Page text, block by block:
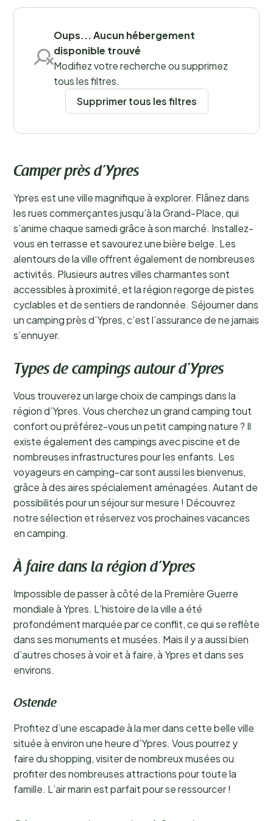
Sauvegarder les filtres
Oups... Aucun hébergement
disponible trouvé
Modifiez votre recherche ou supprimez
tous les filtres.
Supprimer tous les filtres
Camper près d’Ypres
Ypres est une ville magnifique à explorer. Flânez dans
les rues commerçantes jusqu’à la Grand-Place, qui
s’anime chaque samedi grâce à son marché. Installez-
vous en terrasse et savourez une bière belge. Les
alentours de la ville offrent également de nombreuses
activités. Plusieurs autres villes charmantes sont
accessibles à proximité, et la région regorge de pistes
cyclables et de sentiers de randonnée. Séjourner dans
un camping près d’Ypres, c’est l’assurance de ne jamais
s’ennuyer.
Types de campings autour d’Ypres
Vous trouverez un large choix de campings dans la
région d’Ypres. Vous cherchez un grand camping tout
confort ou préférez-vous un petit camping nature ? Il
existe également des campings avec piscine et de
nombreuses infrastructures pour les enfants. Les
voyageurs en camping-car sont aussi les bienvenus,
grâce à des aires spécialement aménagées. Autant de
possibilités pour un séjour sur mesure ! Découvrez
notre sélection et réservez vos prochaines vacances
en camping.
À faire dans la région d’Ypres
Impossible de passer à côté de la Première Guerre
mondiale à Ypres. L’histoire de la ville a été
profondément marquée par ce conflit, ce qui se reflète
dans ses monuments et musées. Mais il y a aussi bien
d’autres choses à voir et à faire, à Ypres et dans ses
environs.
Ostende
Profitez d’une escapade à la mer dans cette belle ville
située à environ une heure d’Ypres. Vous pourrez y
faire du shopping, visiter de nombreux musées ou
profiter des nombreuses attractions pour toute la
famille. L’air marin est parfait pour se ressourcer !